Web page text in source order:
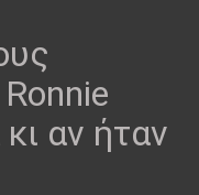
αν ήταν